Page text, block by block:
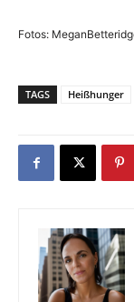
Fotos:
TAGS Heißhunger